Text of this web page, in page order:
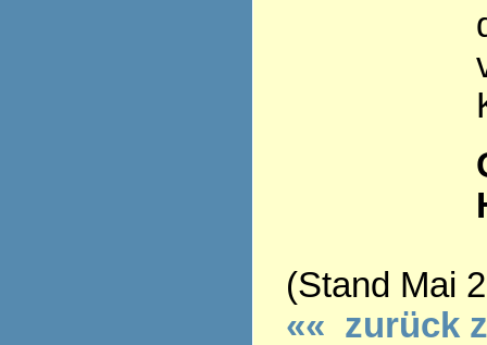
(Stand Mai
«« zurück